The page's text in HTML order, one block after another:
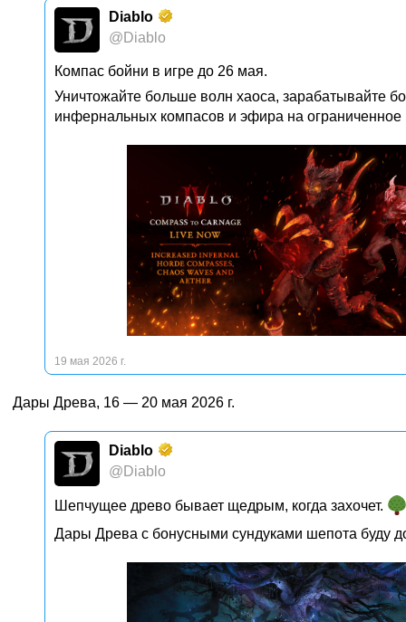
Diablo
@Diablo
Компас бойни в игре до 26 мая.
Уничтожайте больше волн хаоса, зарабатывайте
инфернальных компасов и эфира на ограниченное
19 мая 2026 г.
Дары Древа, 16 — 20 мая 2026 г.
Diablo
@Diablo
Шепчущее древо бывает щедрым, когда захочет.
Дары Древа с бонусными сундуками шепота буду